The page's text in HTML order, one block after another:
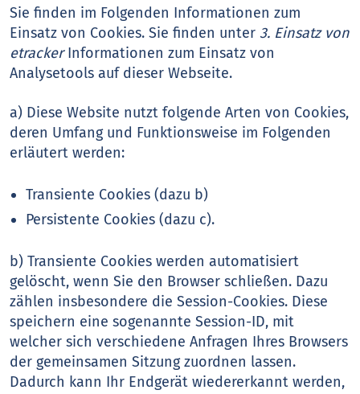
Sie finden im Folgenden Informationen zum
Einsatz von Cookies. Sie finden unter3. Einsatz von
etrackerInformationen zum Einsatz von
Analysetools auf dieser Webseite.
a) Diese Website nutzt folgende Arten von Cookies,
deren Umfang und Funktionsweise im Folgenden
erläutert werden:
Transiente Cookies (dazu b)
Persistente Cookies (dazu c).
b) Transiente Cookies werden automatisiert
gelöscht, wenn Sie den Browser schließen. Dazu
zählen insbesondere die Session-Cookies. Diese
speichern eine sogenannte Session-ID, mit
welcher sich verschiedene Anfragen Ihres Browsers
der gemeinsamen Sitzung zuordnen lassen.
Dadurch kann Ihr Endgerät wiedererkannt werden,